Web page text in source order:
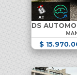
DS
$